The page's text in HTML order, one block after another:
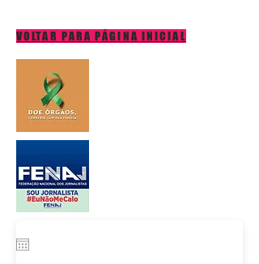
VOLTAR PARA PÁGINA INICIAL